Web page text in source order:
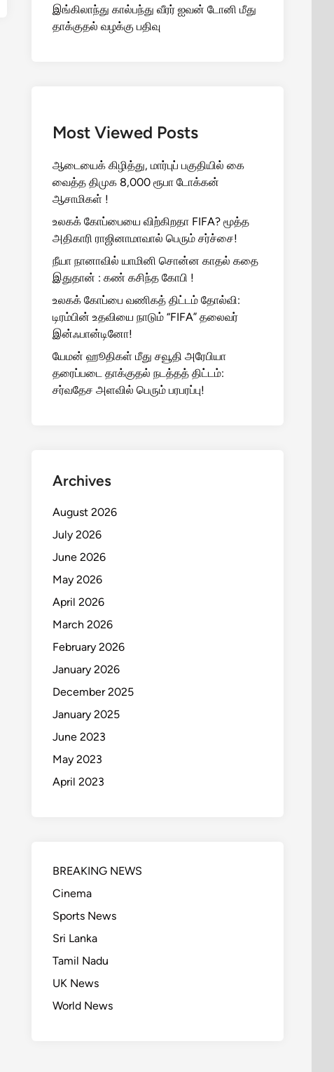
இங்கிலாந்து கால்பந்து வீரர் ஐவன் டோனி மீது
தாக்குதல் வழக்கு பதிவு
Most Viewed Posts
ஆடையைக் கிழித்து, மார்புப் பகுதியில் கை
வைத்த திமுக 8,000 ரூபா டோக்கன்
ஆசாமிகள் !
உலகக் கோப்பையை விற்கிறதா FIFA? மூத்த
அதிகாரி ராஜினாமாவால் பெரும் சர்ச்சை!
நீயா நானாவில் யாமினி சொன்ன காதல் கதை
இதுதான் : கண் கசிந்த கோபி !
உலகக் கோப்பை வணிகத் திட்டம் தோல்வி:
டிரம்பின் உதவியை நாடும் “FIFA” தலைவர்
இன்ஃபான்டினோ!
யேமன் ஹூதிகள் மீது சவூதி அரேபியா
தரைப்படை தாக்குதல் நடத்தத் திட்டம்:
சர்வதேச அளவில் பெரும் பரபரப்பு!
Archives
August 2026
July 2026
June 2026
May 2026
April 2026
March 2026
February 2026
January 2026
December 2025
January 2025
June 2023
May 2023
April 2023
BREAKING NEWS
Cinema
Sports News
Sri Lanka
Tamil Nadu
UK News
World News